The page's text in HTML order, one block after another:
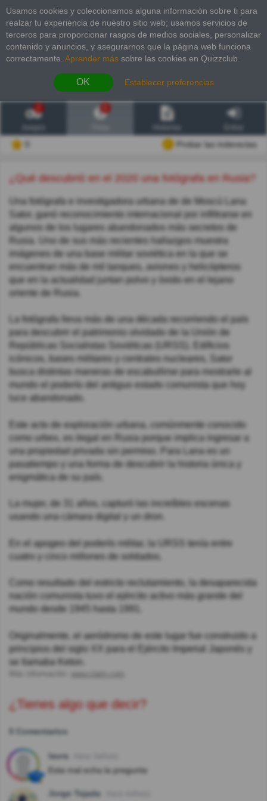
Usamos cookies y coleccionamos alguna información sobre ti para
realzar tu experiencia de nuestro sitio web; usamos servicios de
terceros para proporcionar rasgos de medios sociales, personalizar
contenido y anuncios, y asegurarnos que la página web funciona
correctamente. Aprender más sobre las cookies en Quizzclub.
OK Establecer preferencias
2
Probar las inderectas
¿Qué descubrió en el 2020 una fotógrafa en Rusia?
Una fotógrafa e investigadora urbana de de Moscú Lana
Sator, ganó reconocimiento internacional por infiltrarse en
algunos de los lugares abandonados más secretos de
Rusia. Uno de sus más recientes hallazgos muestra
imágenes de una base militar soviética en la que se
encuentran más de mil tanques, aviones y helicópteros
que en la actualidad juntan polvo y óxido en el lejano
oriente de Rusia.
La fotógrafa lleva más de una década recorriendo el país
para descubrir el patrimonio olvidado de la Unión de
Repúblicas Socialistas Soviéticas (URSS). Edificios
icónicos, bases militares y centrales nucleares, Sator
busca distintas maneras de escabullirse para mostrarle al
mundo el poderío del antiguo estado comunista que hoy
luce abandonado.
Este acto de exploración urbana, comúnmente conocido
como urbex, es ilegal en Rusia porque implica ingresar a
una propiedad privada sin permiso. Para Lana es un
pasatiempo y una forma de descubrir la historia única y
enigmática de su país.
La mujer, de 31 años, capturó las increíbles escenas
usando una cámara digital y un dron.
En el apogeo del poderío militar, la URSS tenía entre
cuatro y cinco millones de soldados.
Como resultado del estricto reclutamiento, la desaparecida
nación comunista tuvo el ejército activo más grande del
mundo desde 1945 hasta 1991.
Originalmente, el aeródromo de este lugar fue construido a
principios del siglo XX para el Ejército Imperial Japonés y
se llamaba Keton.
www.clarin.com
¿Tienes algo que decir?
5 Comentarios
laura
Esta mal echa la pregunta
Jorge Tejada